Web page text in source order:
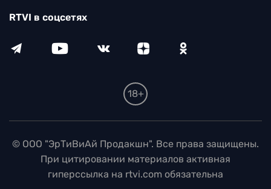
RTVI в соцсетях
18+
© ООО "ЭрТиВиАй Продакшн". Все права защищены.
При цитировании материалов активная
гиперссылка на rtvi.com обязательна